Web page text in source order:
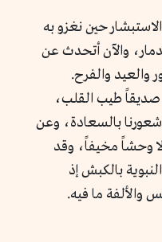
حين نغزو به
والآن أتحدث عن
والعيد والفرح.
طيب القلب،
بالسعادة، وعن
لا وحشاً مخيفاً، وقد
بالكبش إذ
والألفة ما فيه.